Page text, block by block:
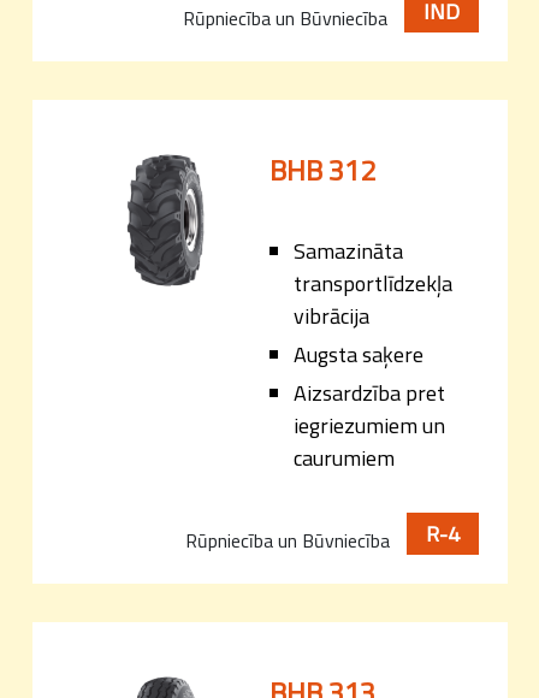
Rūpniecība un Būvniecība IND
BHB 312
Samazināta
transportlīdzekļa
vibrācija
Augsta saķere
Aizsardzība pret
iegriezumiem un
caurumiem
Rūpniecība un Būvniecība R-4